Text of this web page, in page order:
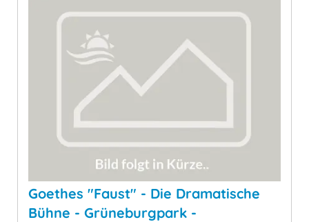
Goethes "Faust" - Die Dramatische
Bühne - Grüneburgpark -